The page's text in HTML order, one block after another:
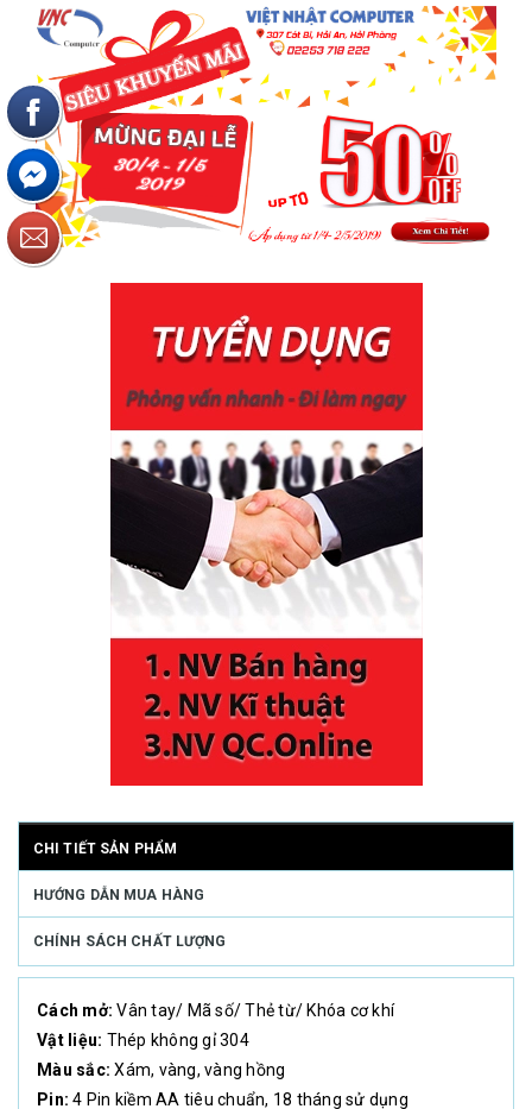
CHI TIẾT SẢN PHẨM
HƯỚNG DẪN MUA HÀNG
CHÍNH SÁCH CHẤT LƯỢNG
Cách mở: Vân tay/ Mã số/ Thẻ từ/ Khóa cơ khí
Vật liệu: Thép không gỉ 304
Màu sắc: Xám, vàng, vàng hồng
Pin: 4 Pin kiềm AA tiêu chuẩn, 18 tháng sử dụng